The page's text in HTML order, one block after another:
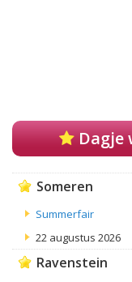
Dagje
Someren
Summerfair
22 augustus 2026
Ravenstein